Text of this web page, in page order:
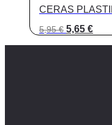
CERAS
5,95€ El
5,65 €El